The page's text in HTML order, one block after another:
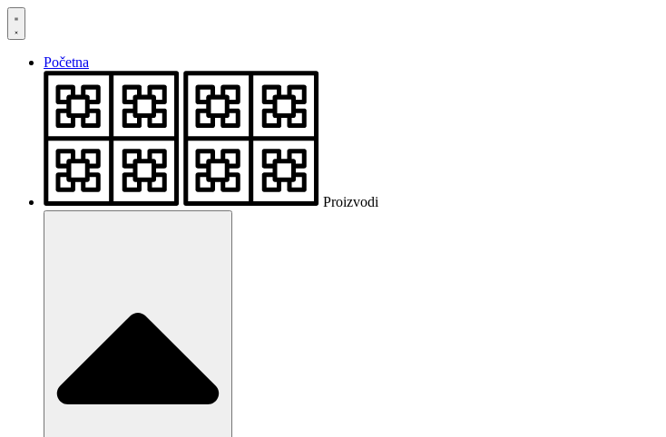
Skočite
na
Početna
Proizvodi